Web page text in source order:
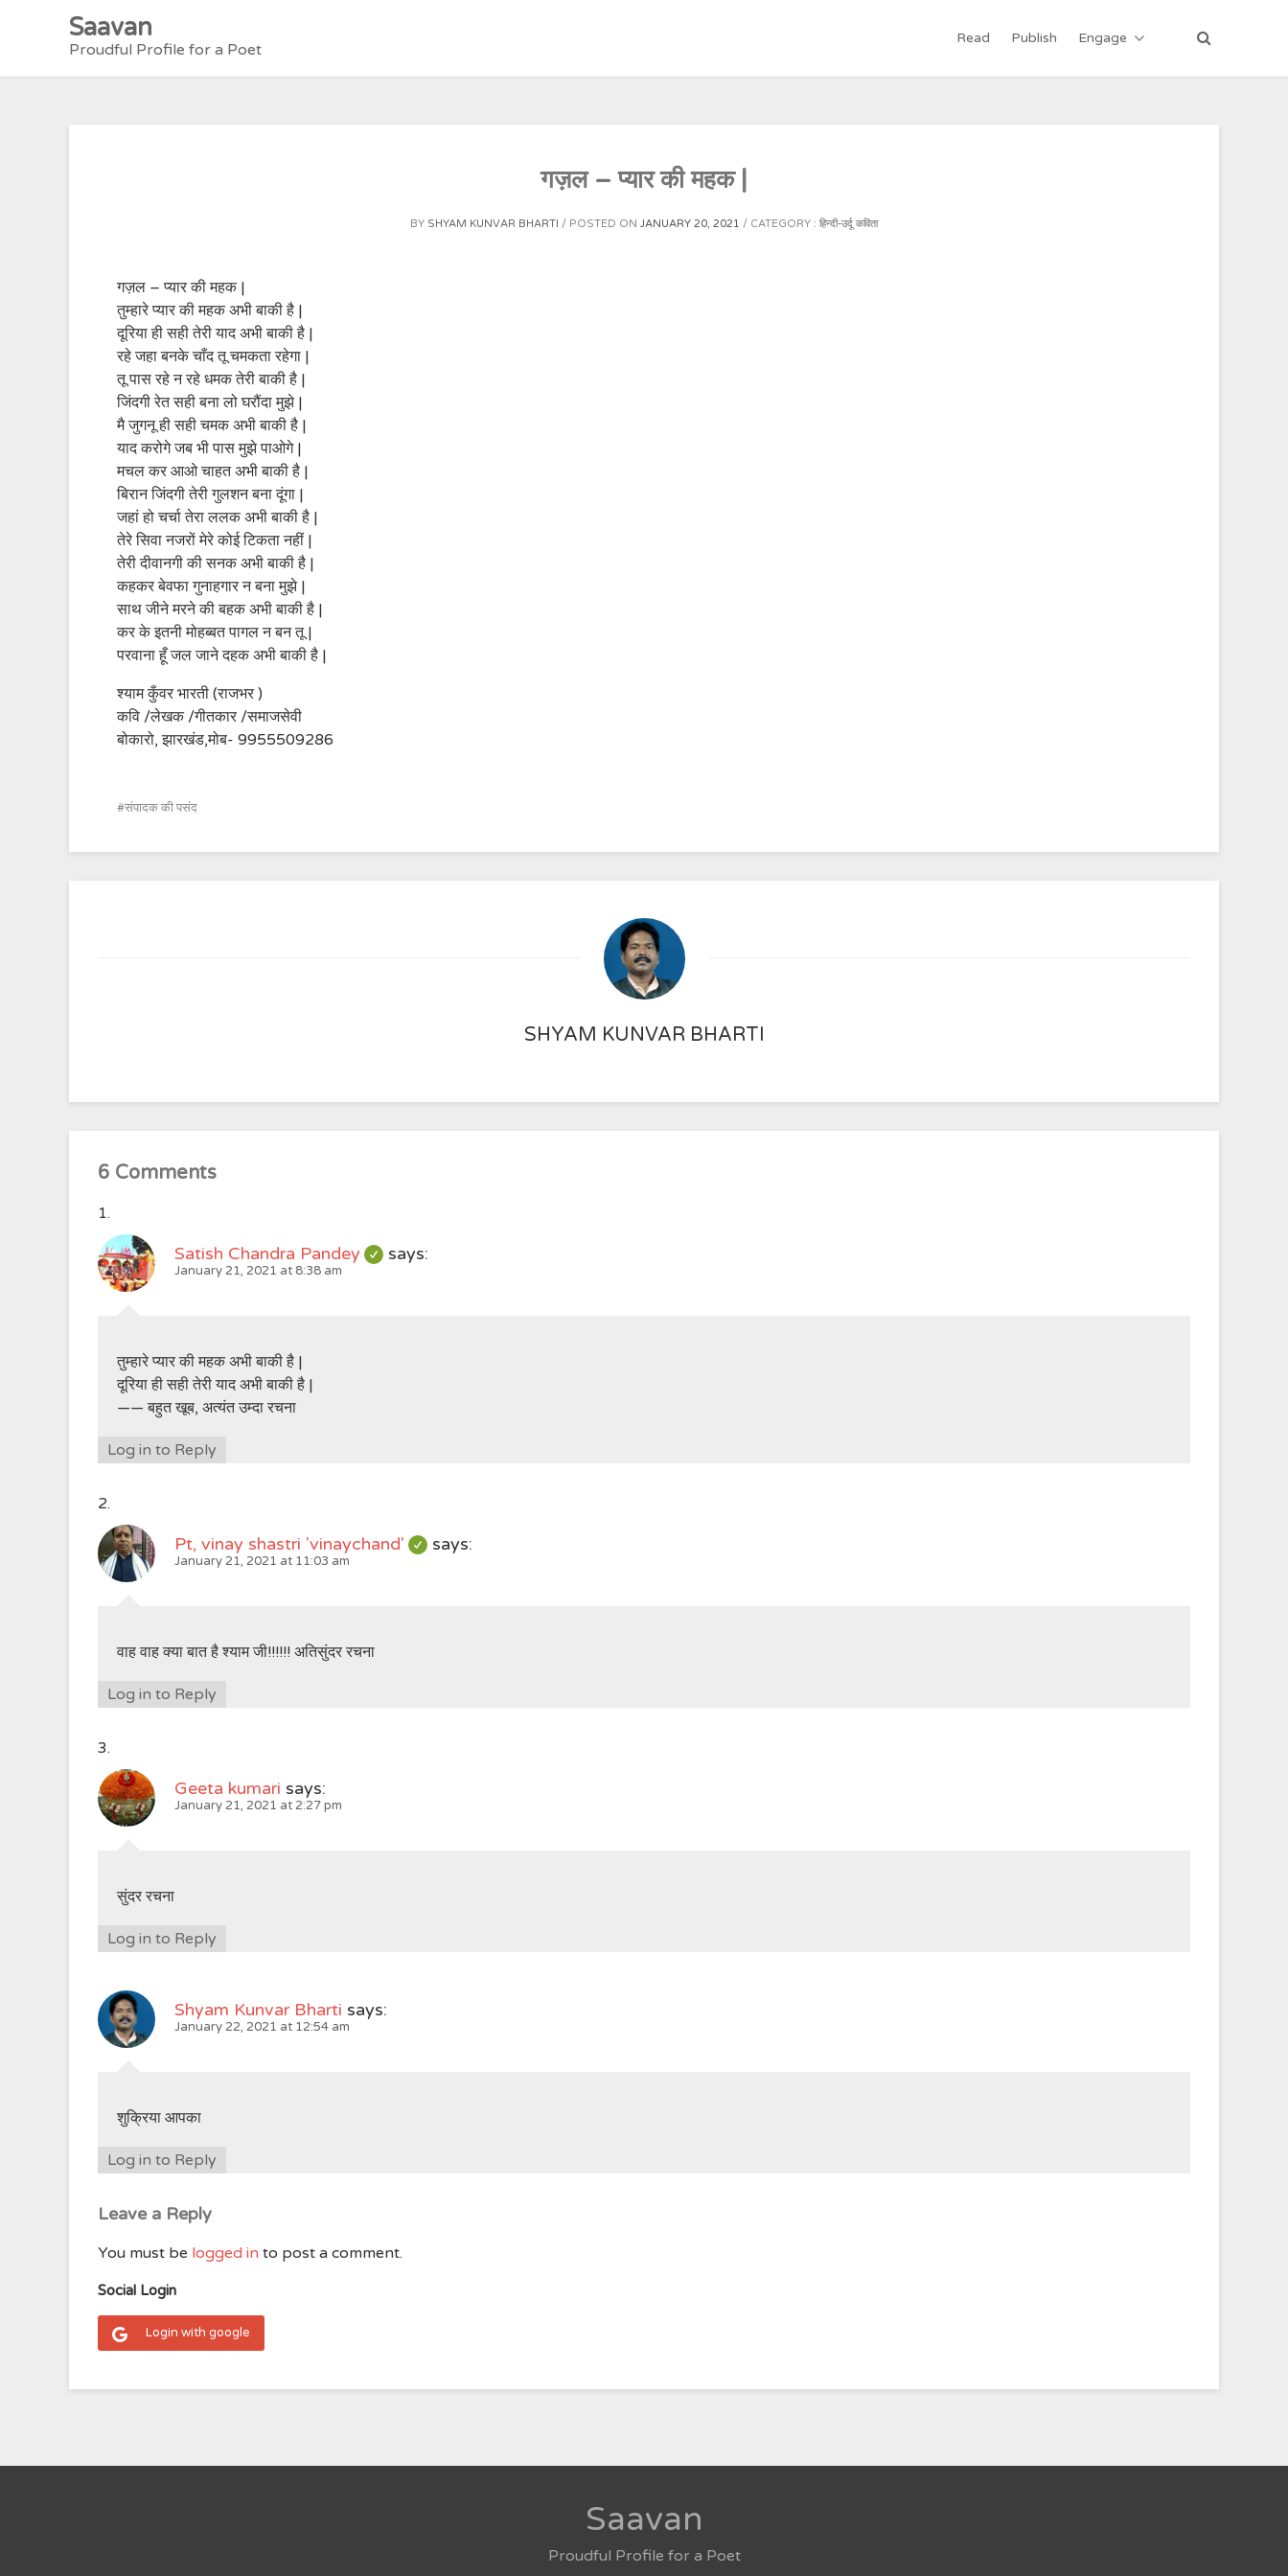
Saavan
Proudful Profile for a Poet
Read Publish Engage
गज़ल – प्यार की महक |
BY SHYAM KUNVAR BHARTI POSTED ON JANUARY 20, 2021 CATEGORY : हिन्दी-उर्दू कविता
गज़ल – प्यार की महक |
तुम्हारे प्यार की महक अभी बाकी है |
दूरिया ही सही तेरी याद अभी बाकी है |
रहे जहा बनके चाँद तू चमकता रहेगा |
तू पास रहे न रहे धमक तेरी बाकी है |
जिंदगी रेत सही बना लो घरौंदा मुझे |
मै जुगनू ही सही चमक अभी बाकी है |
याद करोगे जब भी पास मुझे पाओगे |
मचल कर आओ चाहत अभी बाकी है |
बिरान जिंदगी तेरी गुलशन बना दूंगा |
जहां हो चर्चा तेरा ललक अभी बाकी है |
तेरे सिवा नजरों मेरे कोई टिकता नहीं |
तेरी दीवानगी की सनक अभी बाकी है |
कहकर बेवफा गुनाहगार न बना मुझे |
साथ जीने मरने की बहक अभी बाकी है |
कर के इतनी मोहब्बत पागल न बन तू |
परवाना हूँ जल जाने दहक अभी बाकी है |
श्याम कुँवर भारती (राजभर )
कवि /लेखक /गीतकार /समाजसेवी
बोकारो, झारखंड,मोब- 9955509286
संपादक की पसंद
SHYAM KUNVAR BHARTI
6 Comments
Satish Chandra Pandey says:
January 21, 2021 at 8:38 am
तुम्हारे प्यार की महक अभी बाकी है |
दूरिया ही सही तेरी याद अभी बाकी है |
—— बहुत खूब, अत्यंत उम्दा रचना
Log in to Reply
Pt, vinay shastri 'vinaychand' says:
January 21, 2021 at 11:03 am
वाह वाह क्या बात है श्याम जी!!!!!! अतिसुंदर रचना
Log in to Reply
Geeta kumari says:
January 21, 2021 at 2:27 pm
सुंदर रचना
Log in to Reply
Shyam Kunvar Bharti says:
January 22, 2021 at 12:54 am
शुक्रिया आपका
Log in to Reply
Leave a Reply
You must be logged in to post a comment.
Social Login
Login with google
Saavan
Proudful Profile for a Poet